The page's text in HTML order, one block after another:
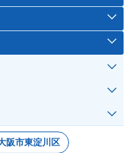
阪市東淀川区